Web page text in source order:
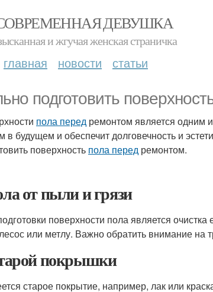
ДЕВУШКА
и жгучая женская страничка
главная новости статьи
подготовить
пола перед ремонтом является одним
в будущем и обеспечит долговечность и
поверхность пола перед ремонтом.
от пыли и грязи
поверхности пола является
или метлу. Важно обратить внимание на
покрышки
старое покрытие, например, лак или